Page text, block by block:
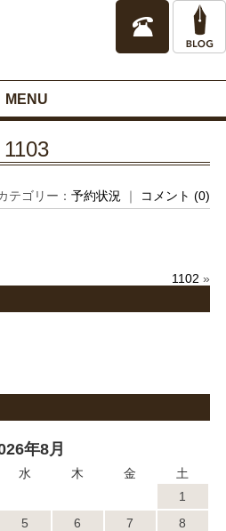
MENU
1103
テゴリー：予約状況 ｜ コメント (0)
1102 »
年8月
水 木 金
土
1
5 6 7
8